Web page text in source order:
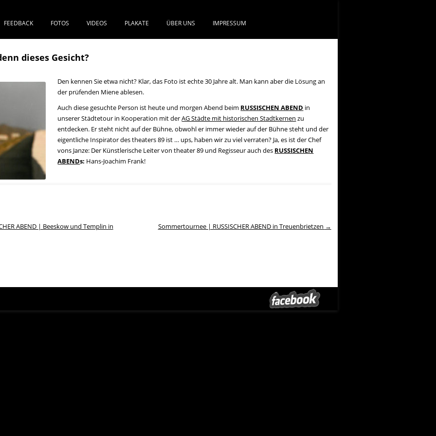
FEEDBACK FOTOS VIDEOS PLAKATE ÜBER UNS IMPRESSUM
dieses Gesicht?
Den kennen Sie etwa nicht? Klar, das Foto ist echte 30 Jahre alt. Man kann aber die Lösung an
der prüfenden Miene ablesen.
Auch diese gesuchte Person ist heute und morgen Abend beim RUSSISCHEN ABEND in
unserer Städtetour in Kooperation mit derAG Städte mit historischen Stadtkernen zu
entdecken. Er steht nicht auf der Bühne, obwohl er immer wieder auf der Bühne steht und der
eigentliche Inspirator des theaters 89 ist … ups, haben wir zu viel verraten? Ja, es ist der Chef
vons Janze: Der Künstlerische Leiter von theater 89 und Regisseur auch des RUSSISCHEN
ABENDs: Hans-Joachim Frank!
ABEND | Beeskow und Templin in
Sommertournee | RUSSISCHER ABEND in Treuenbrietzen →